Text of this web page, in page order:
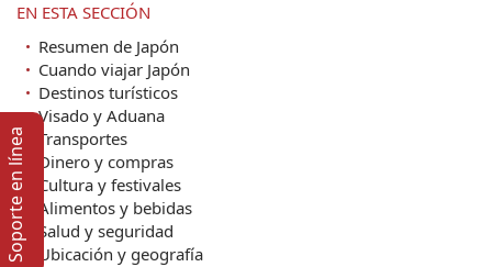
EN ESTA SECCIÓN
Resumen de Japón
Cuando viajar Japón
Destinos turísticos
Visado y Aduana
Transportes
Dinero y compras
Cultura y festivales
Alimentos y bebidas
Salud y seguridad
Ubicación y geografía
Soporte en lí­nea